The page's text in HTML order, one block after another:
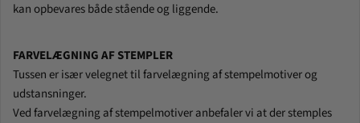
kan opbevares både stående og liggende.
FARVELÆGNING AF STEMPLER
Tussen er især velegnet til farvelægning af stempelmotiver og
udstansninger.
Ved farvelægning af stempelmotiver anbefaler vi at der stemples